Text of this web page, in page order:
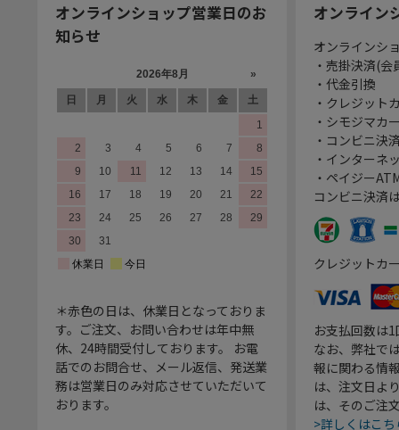
オンラインショップ営業日のお
知らせ
＊赤色の日は、休業日となっておりま
す。ご注文、お問い合わせは年中無
休、24時間受付しております。 お電
話でのお問合せ、メール返信、発送業
務は営業日のみ対応させていただいて
おります。
オンライン
オンラインシ
・売掛決済(
・代金引換
・クレジット
・シモジマカ
・コンビニ決
・インターネ
・ペイジー
コンビニ決済
クレジットカ
お支払回数は
なお、弊社で
報に関わる情
は、注文日よ
は、そのご注
>詳しくはこち